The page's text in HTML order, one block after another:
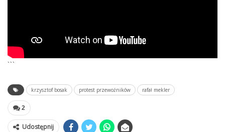
```
krzysztof bosak protest przewoźników rafał mekler
2
Udostępnij